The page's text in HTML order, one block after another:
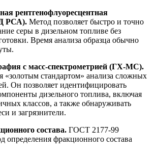
рентгенофлуоресцентная
РСА). Метод позволяет быстро и точно
серы в дизельном топливе без
Время анализа образца обычно
с масс-спектрометрией (ГХ-МС).
«золотым стандартом» анализа сложных
Он позволяет идентифицировать
дизельного топлива, включая
классов, а также обнаруживать
и загрязнители.
состава. ГОСТ 2177-99
определения фракционного состава